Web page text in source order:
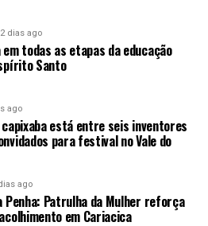
2 dias ago
em todas as etapas da educação
Santo
ago
está entre seis inventores
para festival no Vale do
ago
Penha: Patrulha da Mulher reforça
em Cariacica